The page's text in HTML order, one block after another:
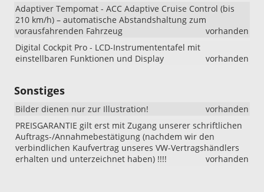
Adaptiver Tempomat - ACC Adaptive Cruise Control (bis
210 km/h) – automatische Abstandshaltung zum
vorausfahrenden Fahrzeug
vorhanden
Digital Cockpit Pro - LCD-Instrumententafel mit
einstellbaren Funktionen und Display
vorhanden
Sonstiges
Bilder dienen nur zur Illustration!
vorhanden
PREISGARANTIE gilt erst mit Zugang unserer schriftlichen
Auftrags-/Annahmebestätigung (nachdem wir den
verbindlichen Kaufvertrag unseres VW-Vertragshändlers
erhalten und unterzeichnet haben) !!!!
vorhanden